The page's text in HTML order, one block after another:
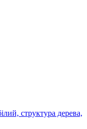
структура дерева,